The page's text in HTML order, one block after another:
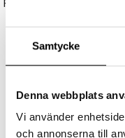
Samtycke
Denna webbplats
Vi använder
och annonserna till